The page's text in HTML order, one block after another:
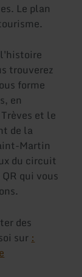
Le plan
trouverez
forme
en
et le
de la
Martin
du circuit
qui vous
des
sur :